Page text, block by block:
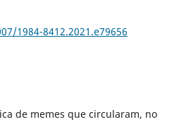
1984-8412.2021.e79656
de memes que circularam, no